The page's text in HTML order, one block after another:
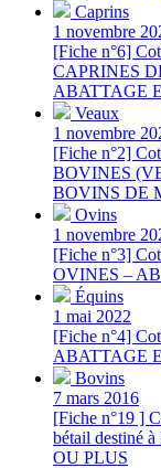
Caprins
1 novembre
[Fiche n°6]
CAPRINES
ABATTAGE
Veaux
1 novembre
[Fiche n°2]
BOVINES
BOVINS DE
Ovins
1 novembre
[Fiche n°3]
OVINES –
Équins
1 mai 2022
[Fiche n°4]
ABATTAGE
Bovins
7 mars 2016
[Fiche n°19 ]
bétail destiné
OU PLUS